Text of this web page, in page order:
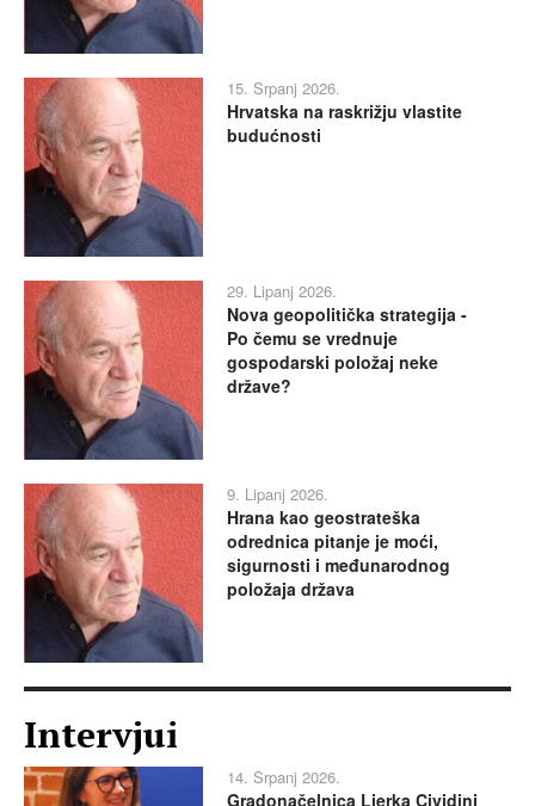
15. Srpanj 2026.
Hrvatska na raskrižju vlastite
budućnosti
29. Lipanj 2026.
Nova geopolitička strategija -
Po čemu se vrednuje
gospodarski položaj neke
države?
9. Lipanj 2026.
Hrana kao geostrateška
odrednica pitanje je moći,
sigurnosti i međunarodnog
položaja država
Intervjui
14. Srpanj 2026.
Gradonačelnica Ljerka Cividini